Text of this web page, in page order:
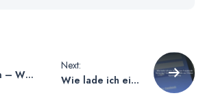
– Wer
Next:
Wie lade ich ein